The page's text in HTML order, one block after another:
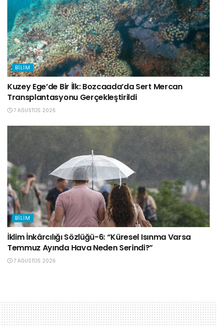
BILIM
Kuzey Ege’de Bir İlk: Bozcaada’da Sert Mercan
Transplantasyonu Gerçekleştirildi
7 AĞUSTOS 2026
BILIM
İklim İnkârcılığı Sözlüğü-6: “Küresel Isınma Varsa
Temmuz Ayında Hava Neden Serindi?”
7 AĞUSTOS 2026